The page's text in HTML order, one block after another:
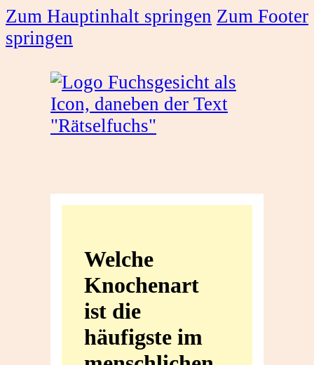
Zum Hauptinhalt springen Zum Footer
springen
Welche
Knochenart
häufigste
Welche
Knochenart
ist die
häufigste im